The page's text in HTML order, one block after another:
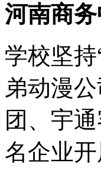
河南商
学校坚
弟动漫
团、宇
名企业